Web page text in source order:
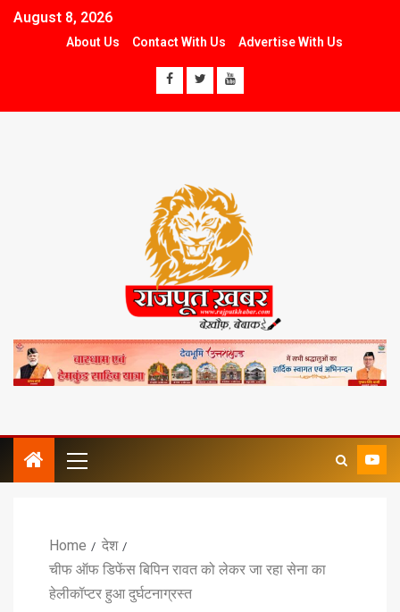
August 8, 2026
About Us Contact With Us Advertise With Us
Home
देश
चीफ ऑफ डिफेंस बिपिन रावत को लेकर जा रहा सेना का
हेलीकॉप्टर हुआ दुर्घटनाग्रस्त